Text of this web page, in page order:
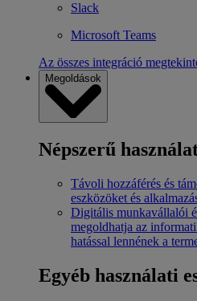
Slack
Microsoft Teams
Az összes integráció
Megoldások
Népszerű
Távoli hozzáférés és
eszközöket és
Digitális munkavállalói
megoldhatja az
hatással lennének a
Egyéb használati